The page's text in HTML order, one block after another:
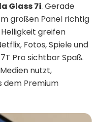
Glass 7i. Gerade
großen Panel richtig
greifen
Fotos, Spiele und
Pro sichtbar Spaß.
nutzt,
dem Premium